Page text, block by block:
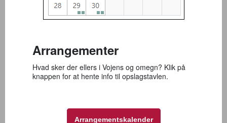
Arrangementer
Hvad sker der ellers i Vojens og omegn? Klik på
knappen for at hente info til opslagstavlen.
Arrangementskalender